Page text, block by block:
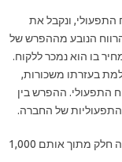
התפעולי, ונקבל את
הנובע מההפרש של
בו הוא נמכר ללקוח.
בעזרתו משכורות,
התפעולי. ההפרש בין
התפעוליות של החברה.
את ההוצאות התפעוליות נחלק במכירות ונקבל איזה חלק מתוך אותם 1,000